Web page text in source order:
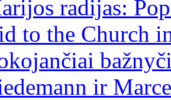
radijas:
to the Church
ir